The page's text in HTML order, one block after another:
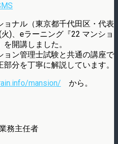
ナル（東京都千代田区・代表
)、eラーニング『22 マンショ
開講しました。
ョン管理士試験と共通の講座で
分を丁寧に解説しています。
mansion/ から。
務主任者